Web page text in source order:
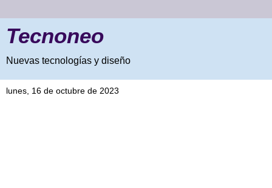
Tecnoneo
Nuevas tecnologías y diseño
lunes, 16 de octubre de 2023